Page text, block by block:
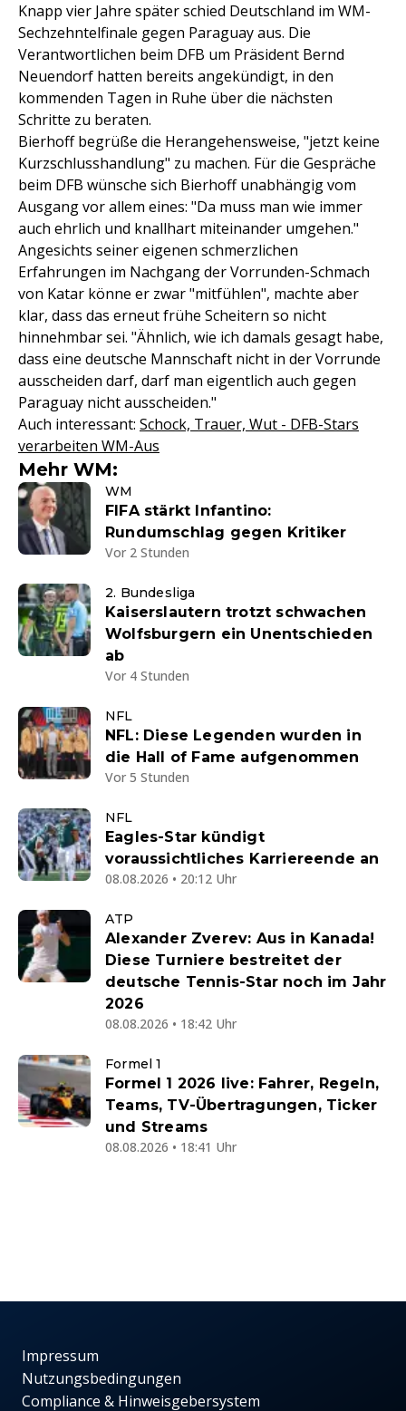
Knapp vier Jahre später schied Deutschland im WM-
Sechzehntelfinale gegen Paraguay aus. Die
Verantwortlichen beim DFB um Präsident Bernd
Neuendorf hatten bereits angekündigt, in den
kommenden Tagen in Ruhe über die nächsten
Schritte zu beraten.
Bierhoff begrüße die Herangehensweise, "jetzt keine
Kurzschlusshandlung" zu machen. Für die Gespräche
beim DFB wünsche sich Bierhoff unabhängig vom
Ausgang vor allem eines: "Da muss man wie immer
auch ehrlich und knallhart miteinander umgehen."
Angesichts seiner eigenen schmerzlichen
Erfahrungen im Nachgang der Vorrunden-Schmach
von Katar könne er zwar "mitfühlen", machte aber
klar, dass das erneut frühe Scheitern so nicht
hinnehmbar sei. "Ähnlich, wie ich damals gesagt habe,
dass eine deutsche Mannschaft nicht in der Vorrunde
ausscheiden darf, darf man eigentlich auch gegen
Paraguay nicht ausscheiden."
Auch interessant: Schock, Trauer, Wut - DFB-Stars
verarbeiten WM-Aus
Mehr WM:
WM
FIFA stärkt Infantino:
Rundumschlag gegen Kritiker
Vor 2 Stunden
2. Bundesliga
Kaiserslautern trotzt schwachen
Wolfsburgern ein Unentschieden
ab
Vor 4 Stunden
NFL
NFL: Diese Legenden wurden in
die Hall of Fame aufgenommen
Vor 5 Stunden
NFL
Eagles-Star kündigt
voraussichtliches Karriereende an
08.08.2026 • 20:12 Uhr
ATP
Alexander Zverev: Aus in Kanada!
Diese Turniere bestreitet der
deutsche Tennis-Star noch im Jahr
2026
08.08.2026 • 18:42 Uhr
Formel 1
Formel 1 2026 live: Fahrer, Regeln,
Teams, TV-Übertragungen, Ticker
und Streams
08.08.2026 • 18:41 Uhr
Impressum
Nutzungsbedingungen
Compliance & Hinweisgebersystem